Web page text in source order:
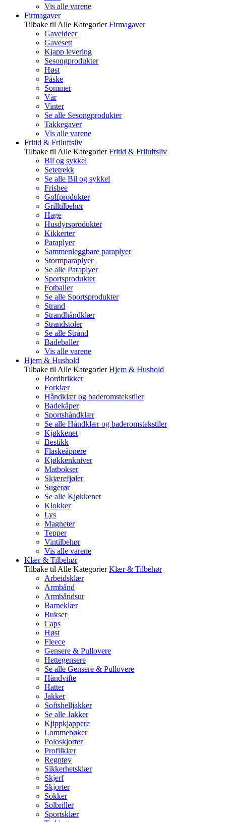
Vis alle varene
Firmagaver
Tilbake til Alle Kategorier Firmagaver
Gaveideer
Gavesett
Kjapp levering
Sesongprodukter
Høst
Påske
Sommer
Vår
Vinter
Se alle Sesongprodukter
Takkegaver
Vis alle varene
Fritid & Friluftsliv
Tilbake til Alle Kategorier Fritid & Friluftsliv
Bil og sykkel
Setetrekk
Se alle Bil og sykkel
Frisbee
Golfprodukter
Grilltilbehør
Hage
Husdyrsprodukter
Kikkerter
Paraplyer
Sammenleggbare paraplyer
Stormparaplyer
Se alle Paraplyer
Sportsprodukter
Fotballer
Se alle Sportsprodukter
Strand
Strandhåndklær
Strandstoler
Se alle Strand
Badeballer
Vis alle varene
Hjem & Hushold
Tilbake til Alle Kategorier Hjem & Hushold
Bordbrikker
Forklær
Håndklær og baderomstekstiler
Badekåper
Sportshåndklær
Se alle Håndklær og baderomstekstiler
Kjøkkenet
Bestikk
Flaskeåpnere
Kjøkkenkniver
Matbokser
Skjærefjøler
Sugerør
Se alle Kjøkkenet
Klokker
Lys
Magneter
Tepper
Vintilbehør
Vis alle varene
Klær & Tilbehør
Tilbake til Alle Kategorier Klær & Tilbehør
Arbeidsklær
Armbånd
Armbåndsur
Barneklær
Bukser
Caps
Høst
Fleece
Gensere & Pullovere
Hettegensere
Se alle Gensere & Pullovere
Håndvifte
Hatter
Jakker
Softshelljakker
Se alle Jakker
Kjippkjappere
Lommebøker
Poloskjorter
Profilklær
Regntøy
Sikkerhetsklær
Skjerf
Skjorter
Sokker
Solbriller
Sportsklær